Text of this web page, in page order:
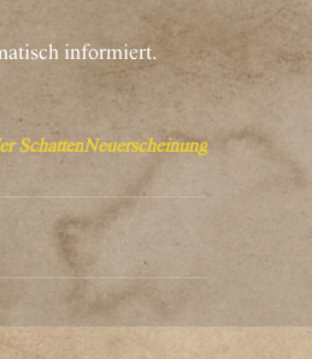
informiert.
SchattenNeuerscheinung